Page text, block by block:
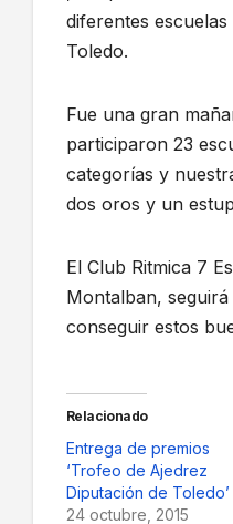
diferentes
Toledo.
Fue una gran
participaron 23
categorías y
dos oros y un
El Club Ritmica 7
Montalban,
conseguir estos
Relacionado
Entrega de premios
‘Trofeo de Ajedrez
Diputación de Toledo’
24 octubre, 2015